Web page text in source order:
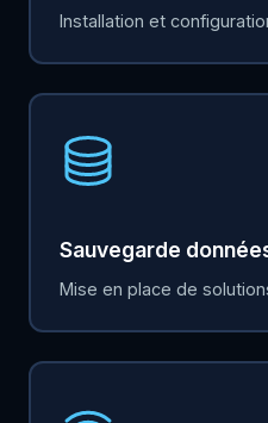
Installation et
Sauvegarde
Mise en place de